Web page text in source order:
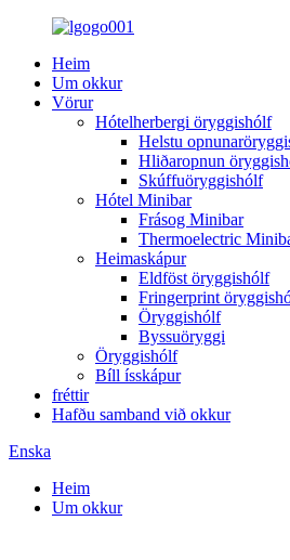
Heim
Um okkur
Vörur
Hótelherbergi öryggishólf
Helstu
Hliðaropnun
Skúffuöryggishólf
Hótel Minibar
Frásog Minibar
Thermoelectric
Heimaskápur
Eldföst öryggishólf
Fringerprint
Öryggishólf
Byssuöryggi
Öryggishólf
Bíll ísskápur
fréttir
Hafðu samband við okkur
Enska
Heim
Um okkur